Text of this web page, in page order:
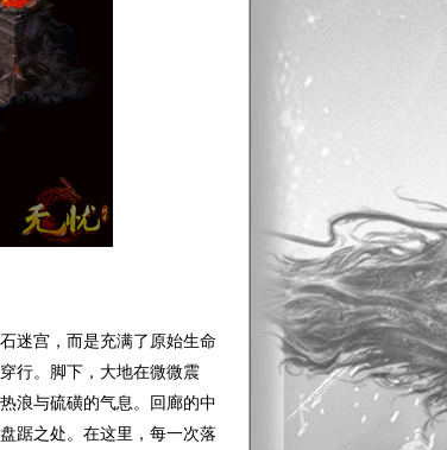
宫，而是充满了原始生命
行。脚下，大地在微微震
浪与硫磺的气息。回廊的中
踞之处。在这里，每一次落